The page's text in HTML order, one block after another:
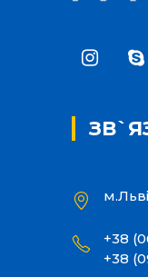
+38
+38